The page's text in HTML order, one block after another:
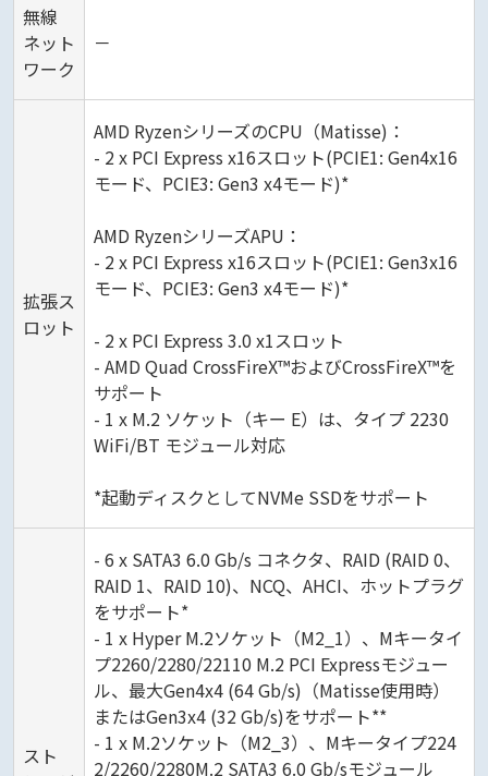
無線
ネット
ワーク
－
拡張ス
ロット
AMD RyzenシリーズのCPU（Matisse)：
- 2 x PCI Express x16スロット(PCIE1: Gen4x16
モード、PCIE3: Gen3 x4モード)*
AMD RyzenシリーズAPU：
- 2 x PCI Express x16スロット(PCIE1: Gen3x16
モード、PCIE3: Gen3 x4モード)*
- 2 x PCI Express 3.0 x1スロット
- AMD Quad CrossFireX™およびCrossFireX™を
サポート
- 1 x M.2 ソケット（キー E）は、タイプ 2230
WiFi/BT モジュール対応
*起動ディスクとしてNVMe SSDをサポート
スト
- 6 x SATA3 6.0 Gb/s コネクタ、RAID (RAID 0、
RAID 1、RAID 10)、NCQ、AHCI、ホットプラグ
をサポート*
- 1 x Hyper M.2ソケット（M2_1）、Mキータイ
プ2260/2280/22110 M.2 PCI Expressモジュー
ル、最大Gen4x4 (64 Gb/s)（Matisse使用時）
またはGen3x4 (32 Gb/s)をサポート**
- 1 x M.2ソケット（M2_3）、Mキータイプ224
2/2260/2280M.2 SATA3 6.0 Gb/sモジュール